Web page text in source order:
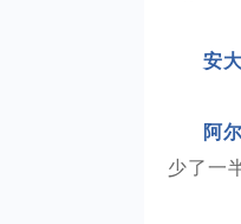
安
阿
少了一